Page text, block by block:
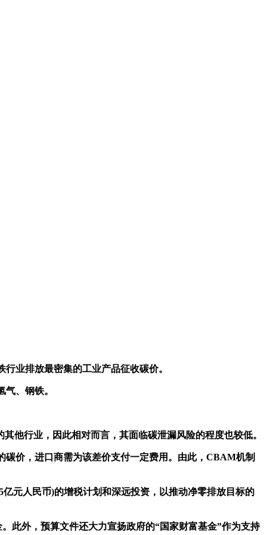
业排放最密集的工业产品征收碳价。
、钢铁。
行业，因此相对而言，其面临碳泄漏风险的程度也较低。
价，进口商需为该差价支付一定费用。由此，CBAM机制
元人民币)的增税计划和深远投资，以推动净零排放目标的
外，预算文件还大力宣扬政府的“国家财富基金”作为支持